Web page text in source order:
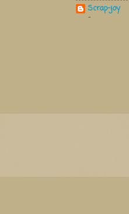
Scrap-joy
-